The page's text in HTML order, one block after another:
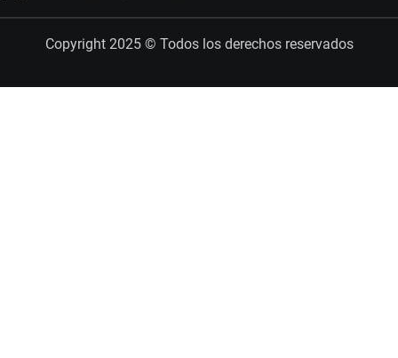
Copyright 2025 © Todos los derechos reservados